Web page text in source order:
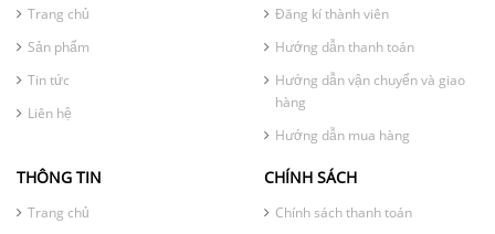
Trang chủ
Sản phẩm
Tin tức
Liên hệ
Đăng kí thành viên
Hướng dẫn thanh toán
Hướng dẫn vận chuyển và giao
hàng
Hướng dẫn mua hàng
THÔNG TIN
Trang chủ
CHÍNH SÁCH
Chính sách thanh toán